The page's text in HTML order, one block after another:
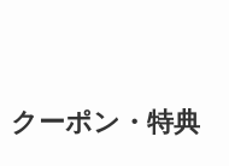
クーポン・特典